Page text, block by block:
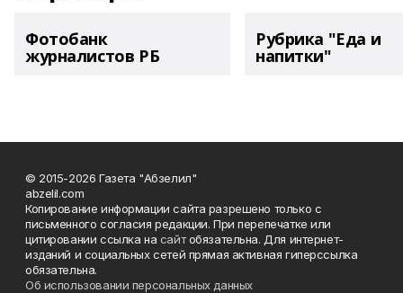
Фотобанк
журналистов РБ
Рубрика "Еда и
напитки"
© 2015-2026 Газета "Абзелил"
abzelil.com
Копирование информации сайта разрешено только с
письменного согласия редакции. При перепечатке или
цитировании ссылка на сайтобязательна. Для интернет-
изданий и социальных сетей прямая активная гиперссылка
обязательна.
Об использовании персональных данных